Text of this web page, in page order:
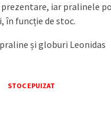
iar pralinele
în funcție de stoc.
și globuri Leonidas
STOC EPUIZAT